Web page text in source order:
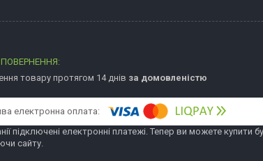
товару протягом 14 днів за домовленістю
підключені електронні платежі. Тепер ви можете купити
сайту.